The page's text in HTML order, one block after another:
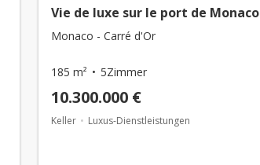
Vie de luxe sur le port de Monaco
Monaco - Carré d'Or
185 m² 5Zimmer
10.300.000 €
Keller Luxus-Dienstleistungen